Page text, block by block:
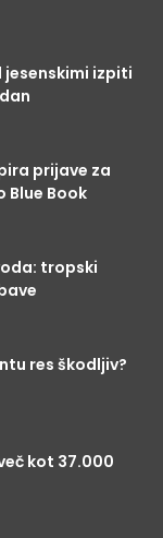
jesenskimi izpiti
prijave za
Book
tropski
res škodljiv?
kot 37.000